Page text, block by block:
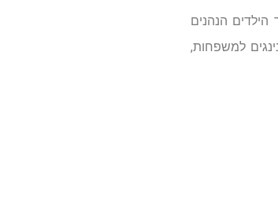
הילדים הנהנים
למשפחות,